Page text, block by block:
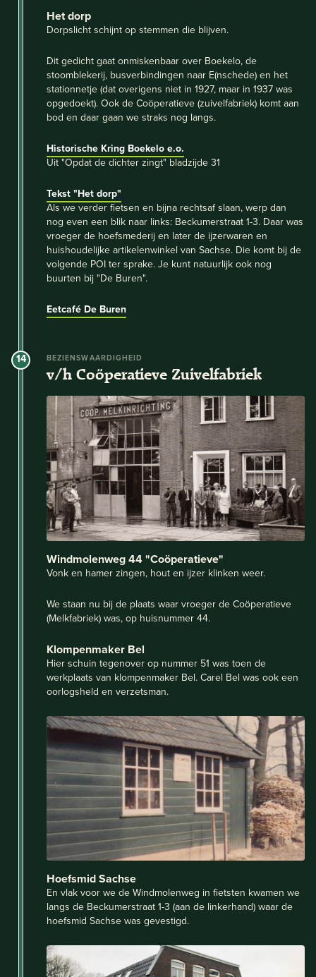
Het dorp
Dorpslicht schijnt op stemmen die blijven.
Dit gedicht gaat onmiskenbaar over Boekelo, de
stoomblekerij, busverbindingen naar E(nschede) en het
stationnetje (dat overigens niet in 1927, maar in 1937 was
opgedoekt). Ook de Coöperatieve (zuivelfabriek) komt aan
bod en daar gaan we straks nog langs.
Historische Kring Boekelo e.o.
Uit "Opdat de dichter zingt" bladzijde 31
Tekst "Het dorp"
Als we verder fietsen en bijna rechtsaf slaan, werp dan
nog even een blik naar links: Beckumerstraat 1-3. Daar was
vroeger de hoefsmederij en later de ijzerwaren en
huishoudelijke artikelenwinkel van Sachse. Die komt bij de
volgende POI ter sprake. Je kunt natuurlijk ook nog
buurten bij "De Buren".
Eetcafé De Buren
14 BEZIENSWAARDIGHEID
v/h Coöperatieve Zuivelfabriek
Windmolenweg 44 "Coöperatieve"
Vonk en hamer zingen, hout en ijzer klinken weer.
We staan nu bij de plaats waar vroeger de Coöperatieve
(Melkfabriek) was, op huisnummer 44.
Klompenmaker Bel
Hier schuin tegenover op nummer 51 was toen de
werkplaats van klompenmaker Bel. Carel Bel was ook een
oorlogsheld en verzetsman.
Hoefsmid Sachse
En vlak voor we de Windmolenweg in fietsten kwamen we
langs de Beckumerstraat 1-3 (aan de linkerhand) waar de
hoefsmid Sachse was gevestigd.